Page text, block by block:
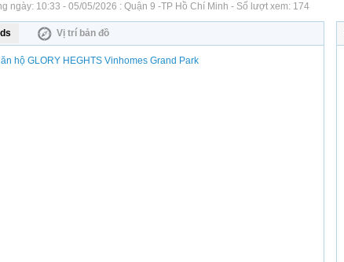
ngày: 10:33 - 05/05/2026 : Quận 9 -TP Hồ Chí Minh - Số lượt xem: 174
Vị trí bản đồ